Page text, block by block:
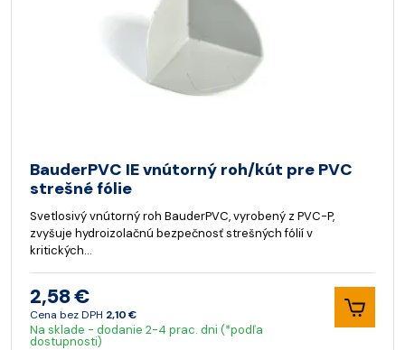
BauderPVC IE vnútorný roh/kút pre PVC
strešné fólie
Svetlosivý vnútorný roh BauderPVC, vyrobený z PVC-P,
zvyšuje hydroizolačnú bezpečnosť strešných fólií v
kritických…
2,58 €
Cena bez DPH 2,10 €
Na sklade - dodanie 2-4 prac. dni (*podľa
dostupnosti)